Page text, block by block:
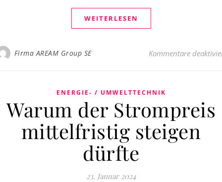
WEITERLESEN
Firma AREAM Group SE Kommentare
ENERGIE- / UMWELTTECHNIK
Warum der Strompreis
mittelfristig steigen
dürfte
23. Januar 2024